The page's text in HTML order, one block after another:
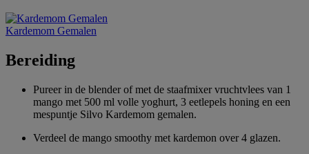
Kardemom Gemalen
Bereiding
Pureer in de blender of met de staafmixer vruchtvlees van 1
mango met 500 ml volle yoghurt, 3 eetlepels honing en een
mespuntje Silvo Kardemom gemalen.
Verdeel de mango smoothy met kardemon over 4 glazen.